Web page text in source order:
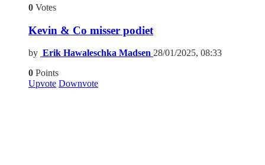
0 Votes
Kevin & Co misser podiet
by Erik Hawaleschka Madsen 28/01/2025, 08:33
0 Points
Upvote Downvote